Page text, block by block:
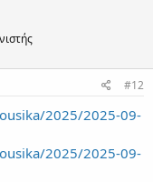
#12
2025/2025-09-
2025/2025-09-